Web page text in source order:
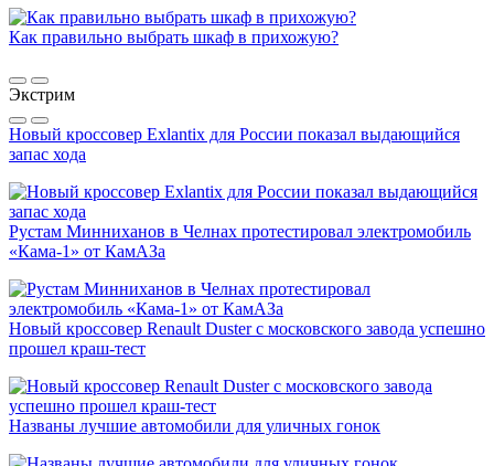
Как правильно выбрать шкаф в прихожую?
Экстрим
Новый кроссовер Exlantix для России показал выдающийся
запас хода
Рустам Минниханов в Челнах протестировал электромобиль
«Кама-1» от КамАЗа
Новый кроссовер Renault Duster с московского завода успешно
прошел краш-тест
Названы лучшие автомобили для уличных гонок